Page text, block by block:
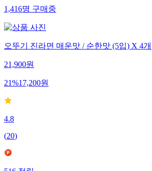
1,416명구매중
오뚜기 진라면 매운맛 / 순한맛 (5입) X 4개
21,900원
21%17,200원
4.8
(20)